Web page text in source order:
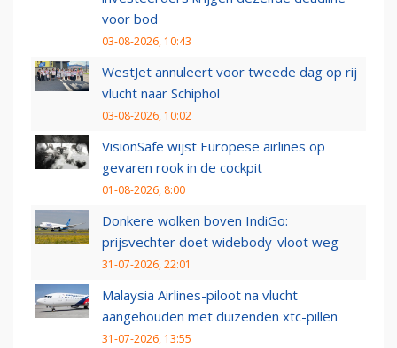
voor bod
03-08-2026, 10:43
WestJet annuleert voor tweede dag op rij
vlucht naar Schiphol
03-08-2026, 10:02
VisionSafe wijst Europese airlines op
gevaren rook in de cockpit
01-08-2026, 8:00
Donkere wolken boven IndiGo:
prijsvechter doet widebody-vloot weg
31-07-2026, 22:01
Malaysia Airlines-piloot na vlucht
aangehouden met duizenden xtc-pillen
31-07-2026, 13:55